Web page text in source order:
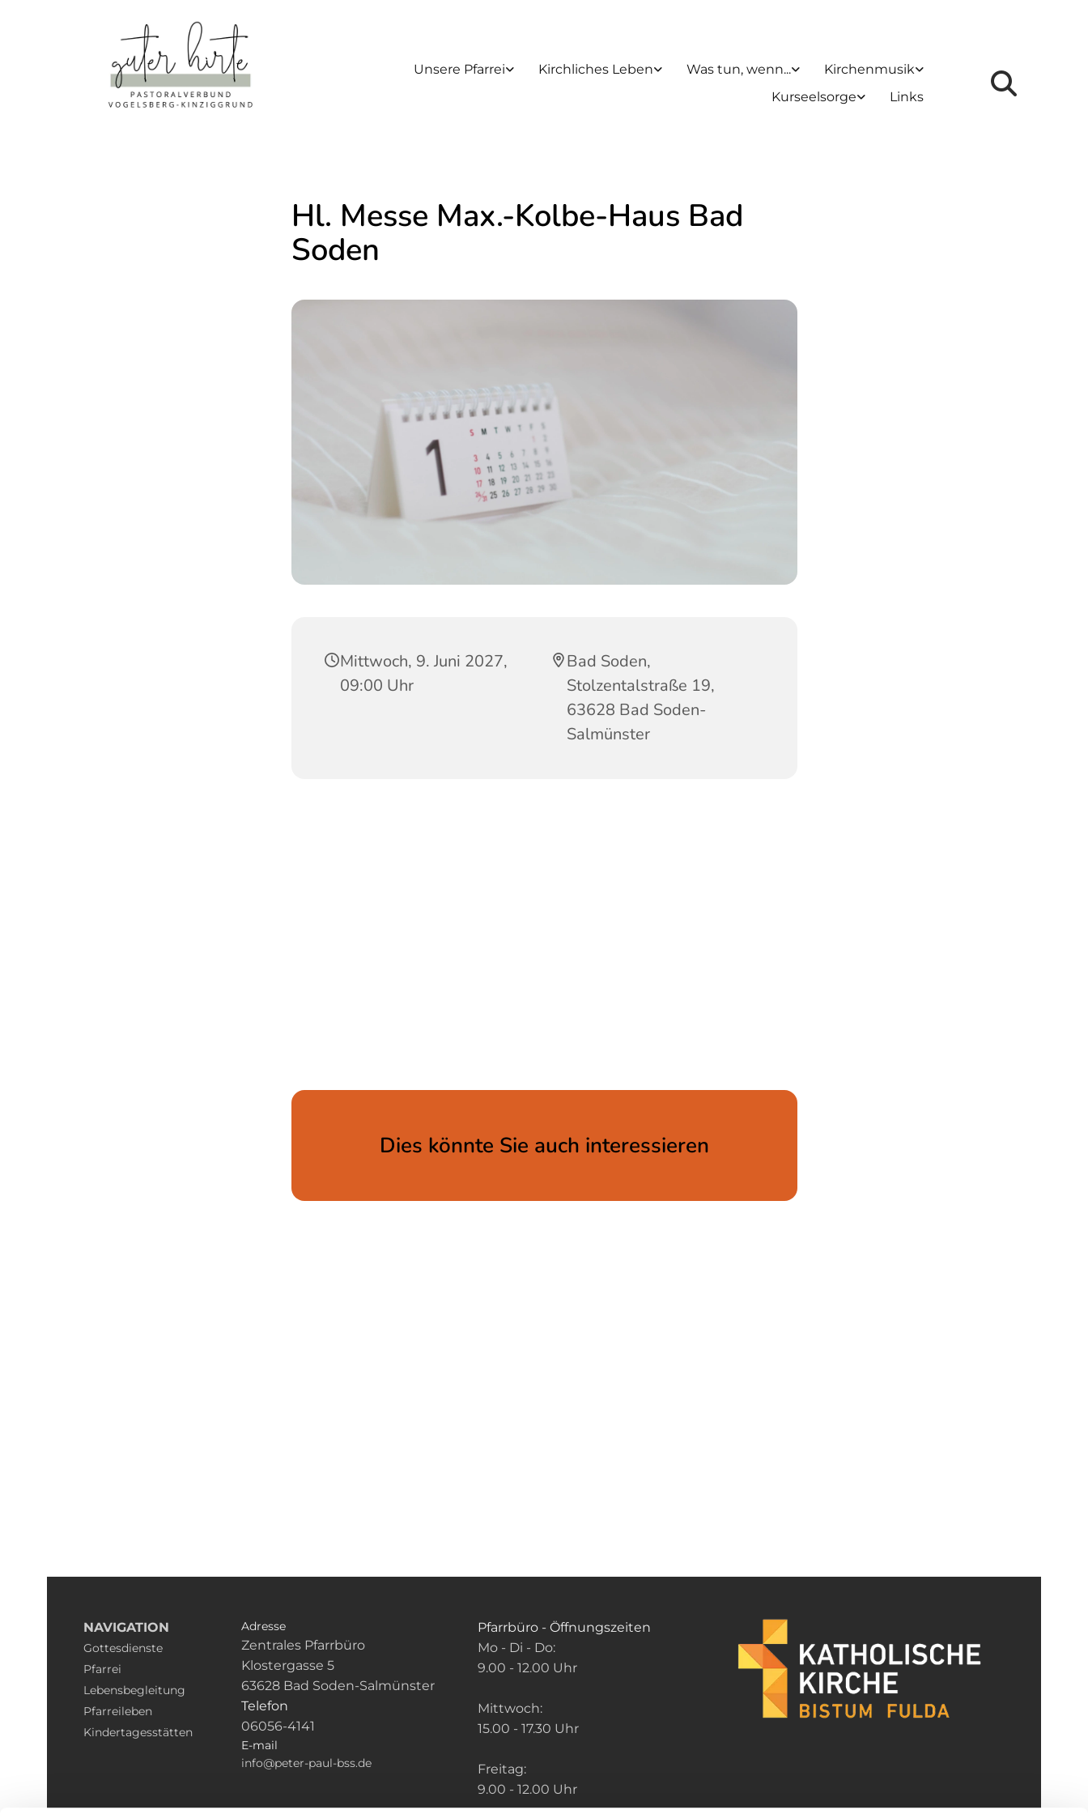
Unsere Pfarrei Kirchliches Leben Was tun, wenn...
Kirchenmusik
Kurseelsorge
Links
Hl. Messe Max.-Kolbe-Haus Bad
Soden
Mittwoch, 9. Juni 2027,
09:00 Uhr
Bad Soden,
Stolzentalstraße 19,
63628 Bad Soden-
Salmünster
Dies könnte Sie auch interessieren
NAVIGATION
Gottesdienste
Pfarrei
Lebensbegleitung
Pfarreileben
Kindertagesstätten
Adresse
Zentrales Pfarrbüro
Klostergasse 5
63628 Bad Soden-Salmünster
Telefon
06056-4141
E-mail
info@peter-paul-bss.de
Pfarrbüro - Öffnungszeiten
Mo - Di - Do:
9.00 - 12.00 Uhr
Mittwoch:
15.00 - 17.30 Uhr
Freitag:
9.00 - 12.00 Uhr